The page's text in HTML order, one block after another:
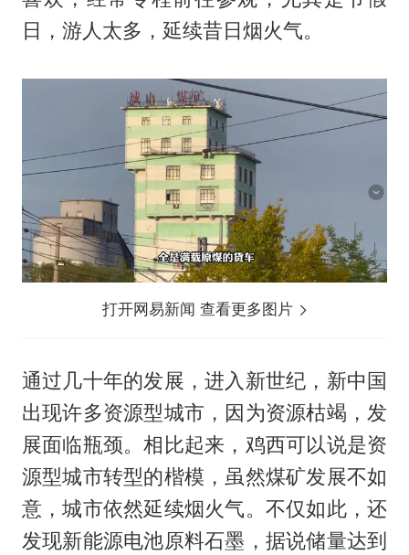
日，游人太多，延续昔日烟火气。
打开网易新闻 查看更多图片
通过几十年的发展，进入新世纪，新中国
出现许多资源型城市，因为资源枯竭，发
展面临瓶颈。相比起来，鸡西可以说是资
源型城市转型的楷模，虽然煤矿发展不如
意，城市依然延续烟火气。不仅如此，还
发现新能源电池原料石墨，据说储量达到